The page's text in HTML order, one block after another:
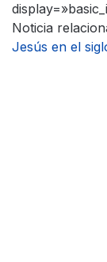
Noticia
Jesús en el